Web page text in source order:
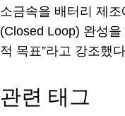
소금속을 배터리 제
(Closed Loop) 완성
적 목표”라고 강조했
관련 태그